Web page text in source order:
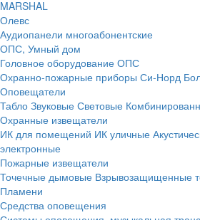
MARSHAL
Олевс
Аудиопанели многоабонентские
ОПС, Умный дом
Головное оборудование ОПС
Охранно-пожарные приборы Си-Норд
Оповещатели
Табло Звуковые Световые
Охранные извещатели
ИК для помещений ИК уличные
электронные
Пожарные извещатели
Точечные дымовые Взрывозащищенные
Пламени
Средства оповещения